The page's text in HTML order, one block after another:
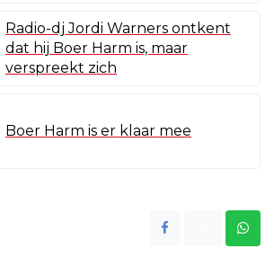
Radio-dj Jordi Warners ontkent
dat hij Boer Harm is, maar
verspreekt zich
Boer Harm is er klaar mee